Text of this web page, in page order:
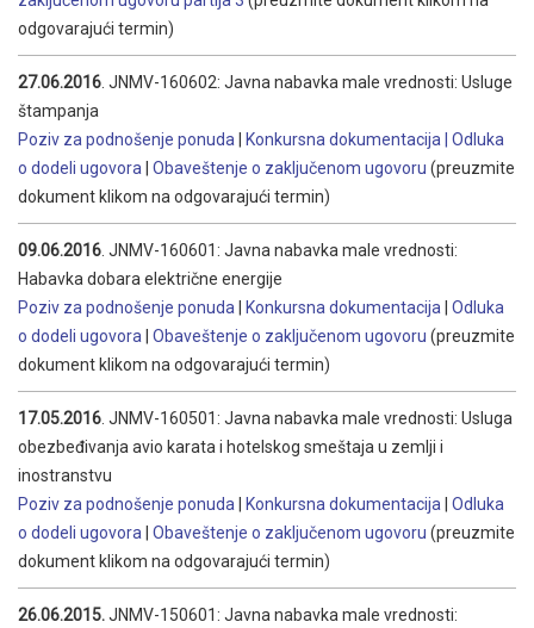
odgovarajući termin)
27.06.2016 . JNMV-160602: Javna nabavka male vrednosti: Usluge
štampanja
Poziv za podnošenje ponuda
Konkursna dokumentacija | Odluka
o dodeli ugovora
Obaveštenje o zaključenom ugovoru (preuzmite
dokument klikom na odgovarajući termin)
09.06.2016 . JNMV-160601: Javna nabavka male vrednosti:
Habavka dobara električne energije
Poziv za podnošenje ponuda
Konkursna dokumentacija
Odluka
o dodeli ugovora
Obaveštenje o zaključenom ugovoru (preuzmite
dokument klikom na odgovarajući termin)
17.05.2016 . JNMV-160501: Javna nabavka male vrednosti: Usluga
obezbeđivanja avio karata i hotelskog smeštaja u zemlji i
inostranstvu
Poziv za podnošenje ponuda
Konkursna dokumentacija
Odluka
o dodeli ugovora
Obaveštenje o zaključenom ugovoru (preuzmite
dokument klikom na odgovarajući termin)
26.06.2015.JNMV-150601: Javna nabavka male vrednosti: